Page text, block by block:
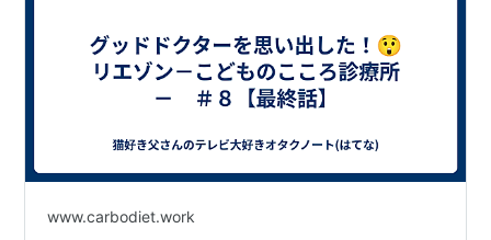
www.carbodiet.work